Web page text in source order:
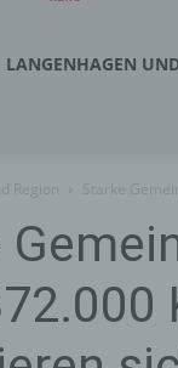
LANGENHAGEN